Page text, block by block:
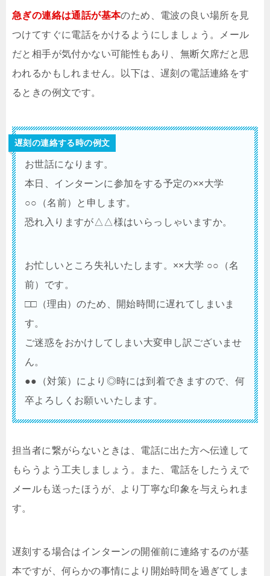
急ぎの連絡は通話が基本のため、電波の良い場所を見
つけてすぐに電話をかけるようにしましょう。メール
だと相手が気付かない可能性もあり、無断欠席だと思
われるかもしれません。以下は、遅刻の電話連絡をす
るときの例文です。
遅刻の連絡する時の例文
お世話になります。
本日、インターンに参加をする予定の××大学
○○（名前）と申します。
恐れ入りますが△△様はいらっしゃいますか。
お忙しいところ失礼いたします。××大学 ○○（名
前）です。
□□（理由）のため、開始時間に遅れてしまいま
す。
ご迷惑をおかけしてしまい大変申し訳ございませ
ん。
●●（対策）により◎時には到着できますので、何
卒よろしくお願いいたします。
担当者に繋がらないときは、電話に出た方へ伝達して
もらうよう工夫しましょう。また、電話をしたうえで
メールも送ったほうが、より丁寧な印象を与えられま
す。
遅刻する場合はインターンの開催前に連絡するのが基
本ですが、何らかの事情により開始時間を過ぎてしま